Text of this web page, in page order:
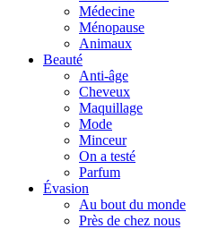
Médecine
Ménopause
Animaux
Beauté
Anti-âge
Cheveux
Maquillage
Mode
Minceur
On a testé
Parfum
Évasion
Au bout du monde
Près de chez nous